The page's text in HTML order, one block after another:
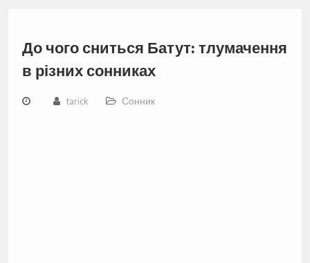
До чого сниться Батут: тлумачення
в різних сонниках
tarick Сонник